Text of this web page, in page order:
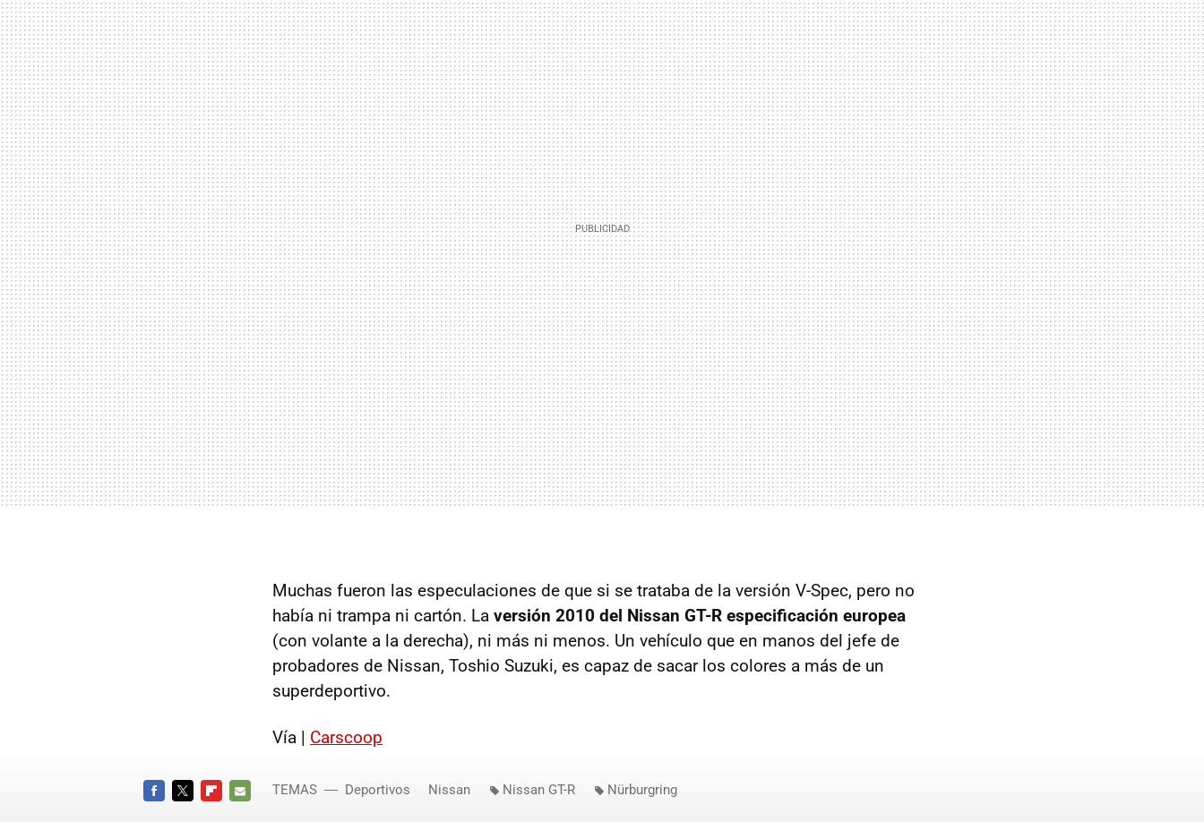
Muchas fueron las especulaciones de que si se trataba de la versión V-Spec, pero no
había ni trampa ni cartón. La versión 2010 del Nissan GT-R especificación europea
(con volante a la derecha), ni más ni menos. Un vehículo que en manos del jefe de
probadores de Nissan, Toshio Suzuki, es capaz de sacar los colores a más de un
superdeportivo.
Vía | Carscoop
TEMAS Deportivos Nissan Nissan GT-R Nürburgring